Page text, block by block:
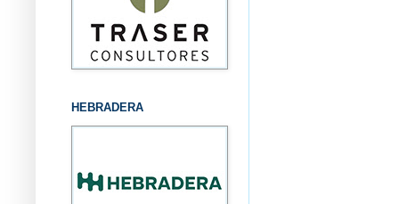
HEBRADERA